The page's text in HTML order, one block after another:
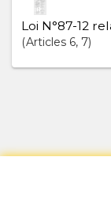
Loi N°87-12
Articles 6, 7